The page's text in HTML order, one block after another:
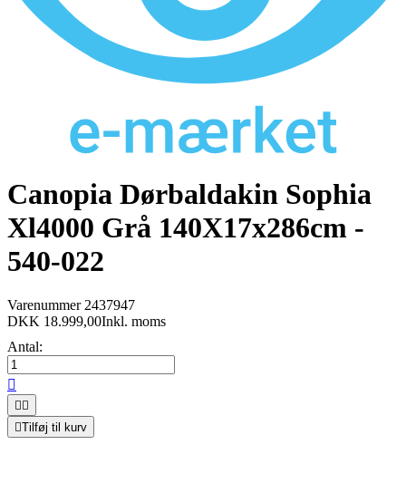
Canopia Dørbaldakin Sophia
Xl4000 Grå 140X17x286cm -
540-022
Varenummer 2437947
DKK 18.999,00Inkl. moms
Antal:

 
Tilføj til kurv